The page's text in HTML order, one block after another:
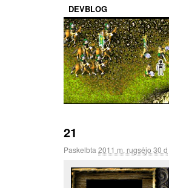
DEVBLOG
21
Paskelbta 2011 m. rugsėjo 30 d